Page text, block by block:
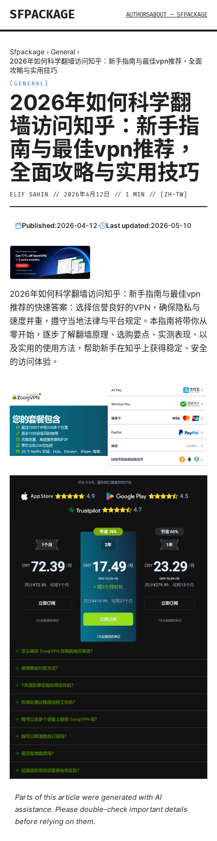
SFPACKAGE AUTHORSABOUT — SFPACKAGE
Sfpackage › General ›
2026年如何科学翻墙访问知乎：新手指南与最佳vpn推荐，全面
攻略与实用技巧
GENERAL
2026年如何科学翻
墙访问知乎：新手指
南与最佳vpn推荐，
全面攻略与实用技巧
ELIF SAHIN // 2026年4月12日 // 1 MIN // [ ZH-TW
Published:2026-04-12· Last updated:2026-05-10
2026年如何科学翻墙访问知乎：新手指南与最佳vpn
推荐的快速答案：选择信誉良好的VPN，确保隐私与
速度并重，遵守当地法律与平台规定。本指南将带你从
零开始，逐步了解翻墙原理、选购要点、实测表现、以
及实用的使用方法，帮助新手在知乎上获得稳定、安全
的访问体验。
Parts of this article were generated with AI
assistance. Please double-check important details
before relying on them.